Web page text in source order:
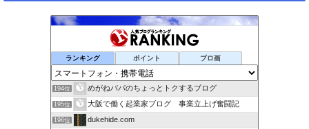
ランキング ポイント ブロ画
194位 めがねパパのちょっとトクするブログ
195位 大阪で働く起業家ブログ 事業立上げ奮闘記
196位 dukehide.com